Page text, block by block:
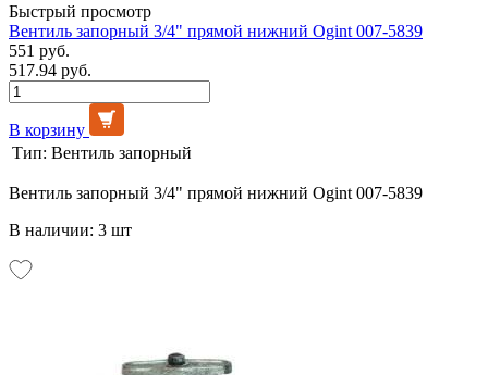
Быстрый просмотр
Вентиль запорный 3/4" прямой нижний Ogint 007-5839
551 руб.
517.94 руб.
В корзину
Тип: Вентиль запорный
Вентиль запорный 3/4" прямой нижний Ogint 007-5839
В наличии: 3 шт